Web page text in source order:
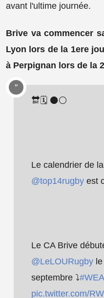
avant l'ultime journée.
Brive va commencer
Lyon lors de la 1ere
à Perpignan lors de la
🔛🗓 ⚫️⚪️
Le calendrier de
@top14rugby est
Le CA Brive
@LeLOURugby
septembre ⤵️
pic.twitter.com/